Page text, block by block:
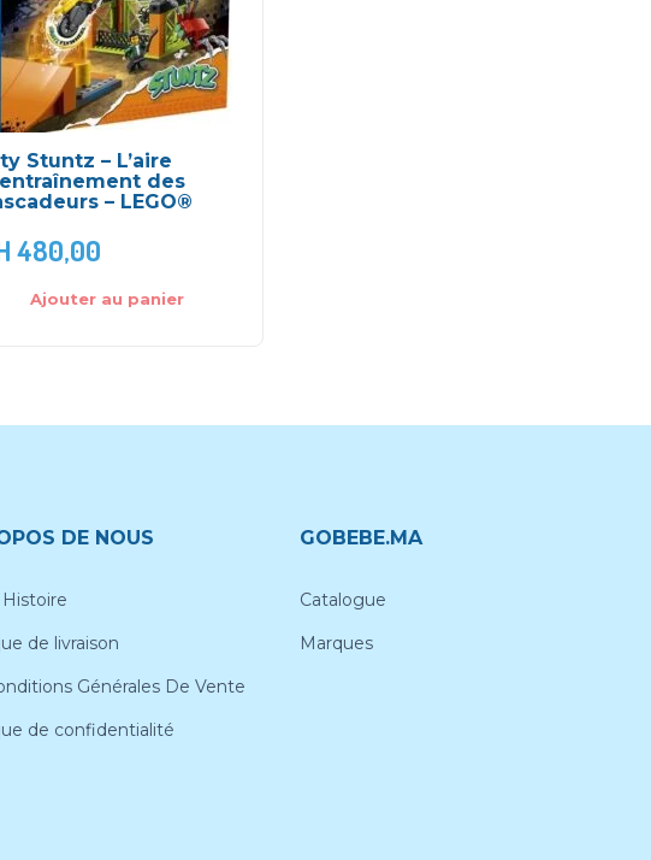
Stuntz – L’aire
des
– LEGO®
480,00
Ajouter au panier
DE NOUS
de livraison
Générales De Vente
de confidentialité
GOBEBE.MA
Catalogue
Marques